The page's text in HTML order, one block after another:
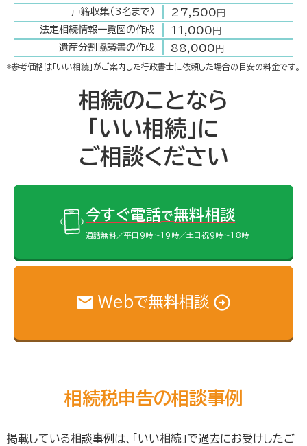
戸籍収集（3名まで） 27,500 円
法定相続情報一覧図の作成
11,000 円
遺産分割協議書の作成
88,000 円
*参考価格は「いい相続」がご案内した行政書士に依頼した場合の目安の料金です。
相続のことなら
「いい相続」に
ご相談ください
今すぐ電話で無料相談
通話無料／平日9時～19時／土日祝9時～18時
Webで無料相談
相続税申告の相談事例
掲載している相談事例は、「いい相続」で過去にお受けしたご